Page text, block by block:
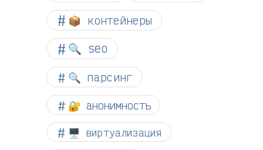
📦 контейнеры
🔍 seo
🔍 парсинг
🔐 анонимность
🖥️ виртуализация